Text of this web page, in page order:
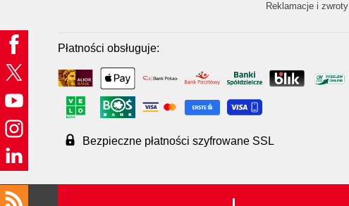
Reklamacje i zwroty
Płatności obsługuje:
Bezpieczne płatności szyfrowane SSL